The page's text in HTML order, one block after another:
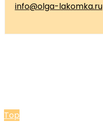
info@olga-lakomka.ru
Top